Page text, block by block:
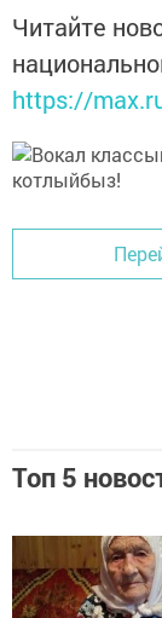
Читайте
https://
Топ 5